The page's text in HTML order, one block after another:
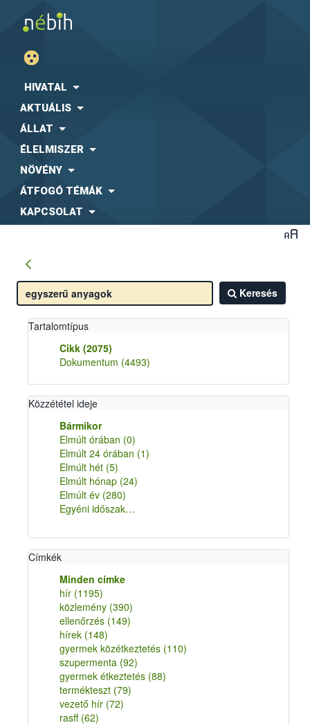
HIVATAL
AKTUÁLIS
ÁLLAT
ÉLELMISZER
NÖVÉNY
ÁTFOGÓ TÉMÁK
KAPCSOLAT
Keresés
Tartalomtípus
Cikk (2075)
Dokumentum (4493)
Közzététel ideje
Bármikor
Elmúlt órában (0)
Elmúlt 24 órában (1)
Elmúlt hét (5)
Elmúlt hónap (24)
Elmúlt év (280)
Egyéni időszak…
Címkék
Minden címke
hír (1195)
közlemény (390)
ellenőrzés (149)
hírek (148)
gyermek közétkeztetés (110)
szupermenta (92)
gyermek étkeztetés (88)
termékteszt (79)
vezető hír (72)
rasff (62)